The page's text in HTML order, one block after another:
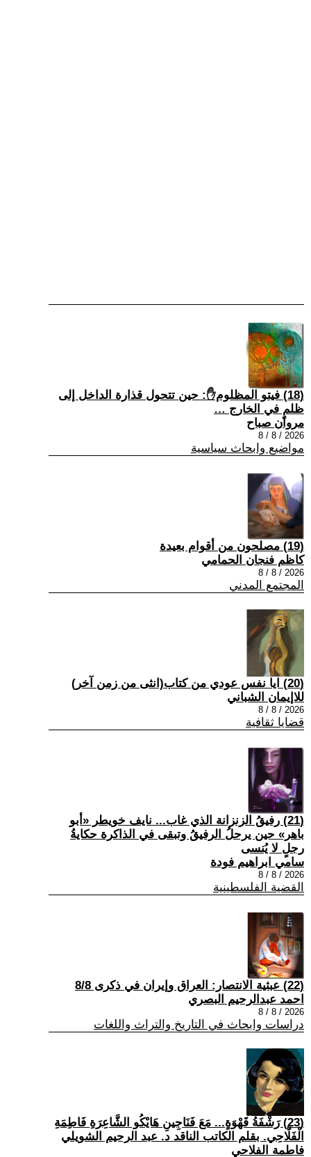
(18) فيتو المظلوم✋: حين تتحول قذارة الداخل إلى
ظلمٍ في الخارج …
مروان صباح
2026 / 8 / 8
مواضيع وابحاث سياسية
(19) مصلحون من أقوام بعيدة
كاظم فنجان الحمامي
2026 / 8 / 8
المجتمع المدني
(20) ايا نفس عودي من كتاب(انثى من زمن آخر)
للاإيمان الشباني
2026 / 8 / 8
قضايا ثقافية
(21) رفيقُ الزنزانة الذي غاب... نايف خويطر «أبو
باهر» حين يرحلُ الرفيقُ وتبقى في الذاكرة حكايةُ
رجلٍ لا يُنسى
سامي ابراهيم فودة
2026 / 8 / 8
القضية الفلسطينية
(22) عبثية الانتصار: العراق وإيران في ذكرى 8/8
احمد عبدالرحيم البصري
2026 / 8 / 8
دراسات وابحاث في التاريخ والتراث واللغات
(23) رَشْفَةُ قَهْوَةٍ... مَعَ فَنَاجِينِ هَايْكُو الشَّاعِرَةِ فَاطِمَةِ
الْفَلَّاحِي. بقلم الكاتب الناقد د. عبد الرحيم الشويلي
فاطمة الفلاحي